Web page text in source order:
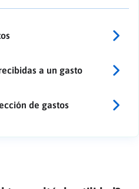
a un gasto
de gastos